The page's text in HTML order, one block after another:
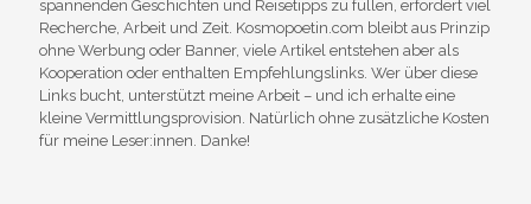
spannenden Geschichten und Reisetipps zu füllen, erfordert viel
Recherche, Arbeit und Zeit. Kosmopoetin.com bleibt aus Prinzip
ohne Werbung oder Banner, viele Artikel entstehen aber als
Kooperation oder enthalten Empfehlungslinks. Wer über diese
Links bucht, unterstützt meine Arbeit – und ich erhalte eine
kleine Vermittlungsprovision. Natürlich ohne zusätzliche Kosten
für meine Leser:innen. Danke!